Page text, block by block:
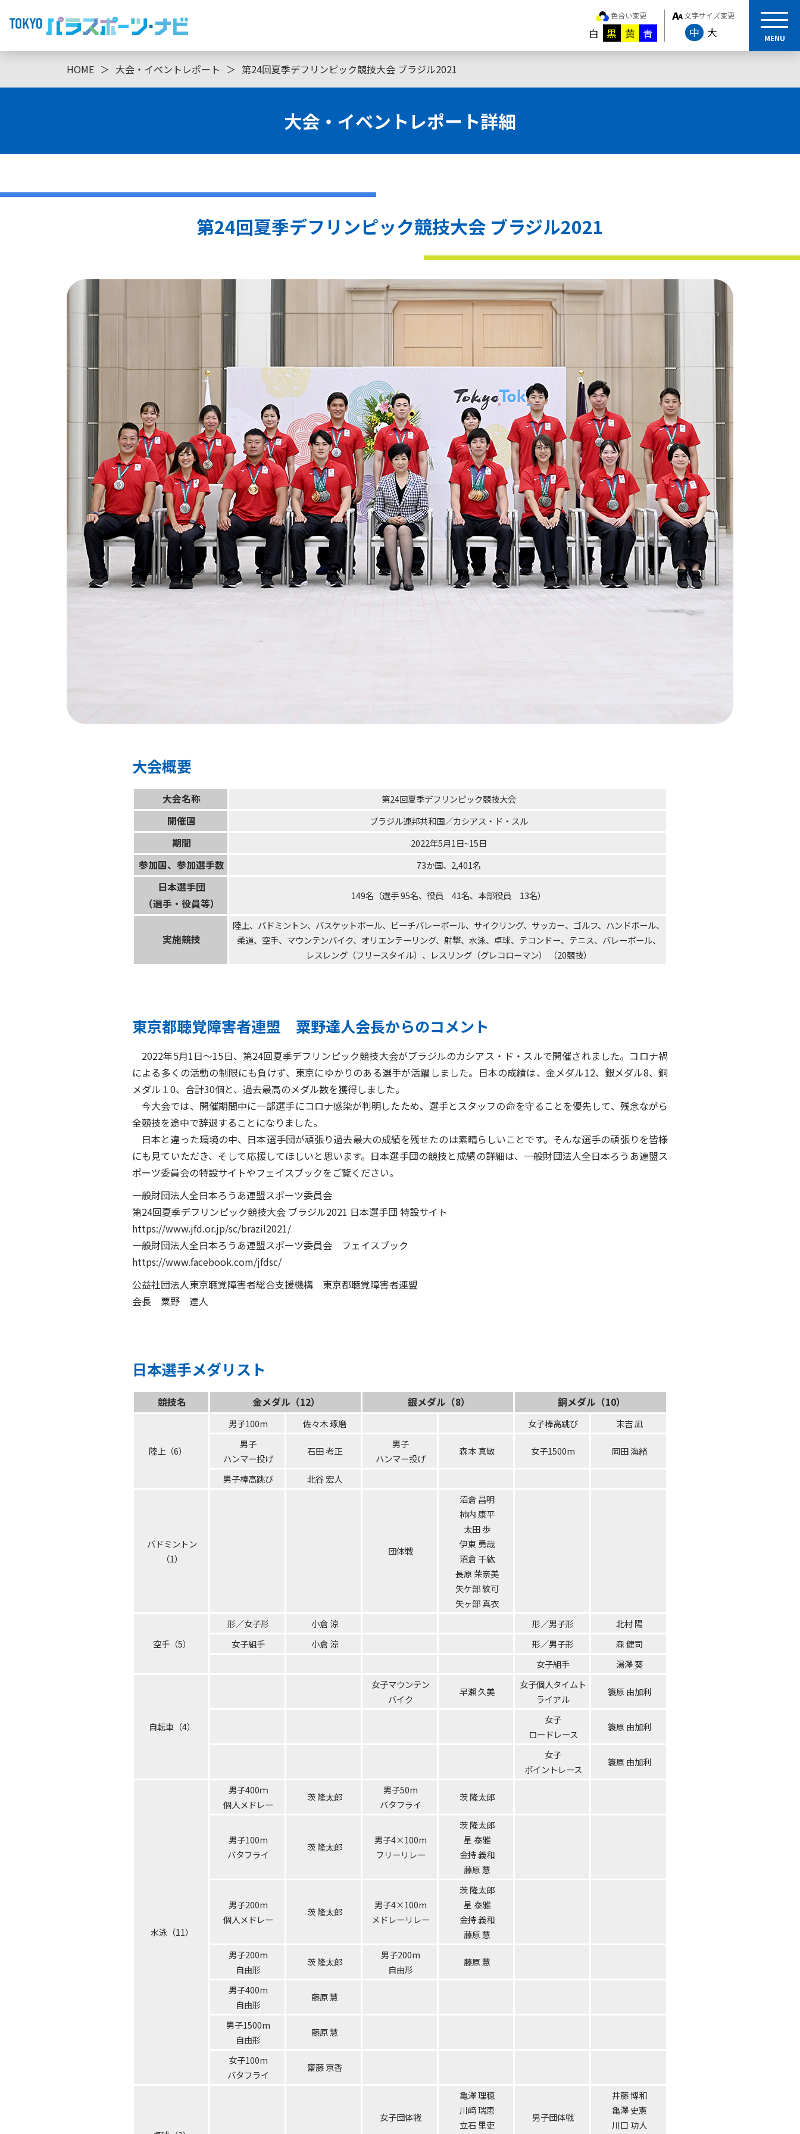
色合い変更
白 黒 黄 青
文字サイズ変更
中 大 MENU
HOME ＞ 大会・イベントレポート ＞ 第24回夏季デフリンピック競技大会 ブラジル2021
大会・イベントレポート詳細
第24回夏季デフリンピック競技大会 ブラジル2021
大会概要
大会名称 第24回夏季デフリンピック競技大会
開催国 ブラジル連邦共和国／カシアス・ド・スル
期間 2022年5月1日~15日
参加国、参加選手数 73か国、2,401名
日本選手団
（選手・役員等）
149名（選手 95名、役員 41名、本部役員 13名）
実施競技
陸上、バドミントン、バスケットボール、ビーチバレーボール、サイクリング、サッカー、ゴルフ、ハンドボール、
柔道、空手、マウンテンバイク、オリエンテーリング、射撃、水泳、卓球、テコンドー、テニス、バレーボール、
レスレング（フリースタイル）、レスリング（グレコローマン） （20競技）
東京都聴覚障害者連盟 粟野達人会長からのコメント
2022年5月1日～15日、第24回夏季デフリンピック競技大会がブラジルのカシアス・ド・スルで開催されました。コロナ禍
による多くの活動の制限にも負けず、東京にゆかりのある選手が活躍しました。日本の成績は、金メダル12、銀メダル8、銅
メダル１0、合計30個と、過去最高のメダル数を獲得しました。
今大会では、開催期間中に一部選手にコロナ感染が判明したため、選手とスタッフの命を守ることを優先して、残念ながら
全競技を途中で辞退することになりました。
日本と違った環境の中、日本選手団が頑張り過去最大の成績を残せたのは素晴らしいことです。そんな選手の頑張りを皆様
にも見ていただき、そして応援してほしいと思います。日本選手団の競技と成績の詳細は、一般財団法人全日本ろうあ連盟ス
ポーツ委員会の特設サイトやフェイスブックをご覧ください。
一般財団法人全日本ろうあ連盟スポーツ委員会
第24回夏季デフリンピック競技大会 ブラジル2021 日本選手団 特設サイト
https://www.jfd.or.jp/sc/brazil2021/
一般財団法人全日本ろうあ連盟スポーツ委員会 フェイスブック
https://www.facebook.com/jfdsc/
公益社団法人東京聴覚障害者総合支援機構 東京都聴覚障害者連盟
会長 粟野 達人
日本選手メダリスト
競技名 金メダル（12） 銀メダル（8） 銅メダル（10）
陸上（6）
男子100m 佐々木 琢磨 女子棒高跳び
末吉 凪
男子
ハンマー投げ
石田 考正
男子
ハンマー投げ
森本 真敏 女子1500m 岡田 海緖
男子棒高跳び 北谷 宏人
バドミントン
（1）
団体戦
沼倉 昌明
柿内 康平
太田 歩
伊東 勇哉
沼倉 千紘
長原 茉奈美
矢ケ部 紋可
矢ヶ部 真衣
空手（5）
形／女子形 小倉 涼 形／男子形
北村 陽
女子組手
小倉 涼 形／男子形
森 健司
女子組手
湯澤 葵
自転車（4）
女子マウンテン
バイク
早瀨 久美
女子個人タイムト
ライアル
簑原 由加利
女子
ロードレース
簑原 由加利
女子
ポイントレース
簑原 由加利
水泳（11）
男子400ｍ
個人メドレー
茨 隆太郎
男子50m
バタフライ
茨 隆太郎
男子100m
バタフライ
茨 隆太郎
男子4×100m
フリーリレー
茨 隆太郎
星 泰雅
金持 義和
藤原 慧
男子200m
個人メドレー
茨 隆太郎
男子4×100m
メドレーリレー
茨 隆太郎
星 泰雅
金持 義和
藤原 慧
男子200m
自由形
茨 隆太郎
男子200m
自由形
藤原 慧
男子400m
自由形
藤原 慧
男子1500m
自由形
藤原 慧
女子100m
バタフライ
齋藤 京香
女子団体戦
亀澤 理穂
川﨑 瑞恵
立石 里吏
男子団体戦
井藤 博和
亀澤 史憲
川口 功人